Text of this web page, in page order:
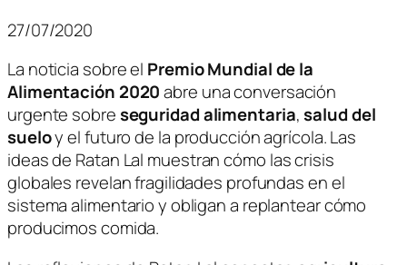
27/07/2020
La noticia sobre el Premio Mundial de la
Alimentación 2020abre una conversación
urgente sobreseguridad alimentaria,salud del
sueloy el futuro de la producción agrícola. Las
ideas de Ratan Lal muestran cómo las crisis
globales revelan fragilidades profundas en el
sistema alimentario y obligan a replantear cómo
producimos comida.